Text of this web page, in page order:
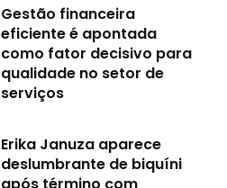
Gestão financeira
eficiente é apontada
como fator decisivo para
qualidade no setor de
serviços
Erika Januza aparece
deslumbrante de biquíni